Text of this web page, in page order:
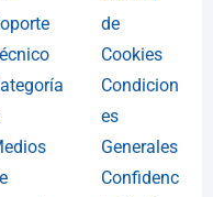
de
Cookies
Condicion
es
Generales
Confidenc